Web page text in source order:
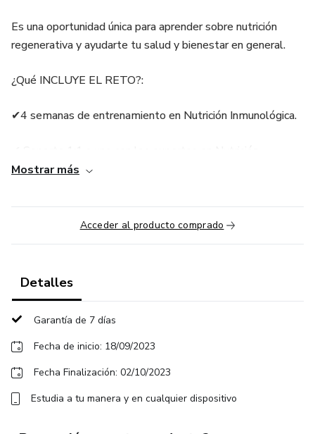
Es una oportunidad única para aprender sobre nutrición
regenerativa y ayudarte tu salud y bienestar en general.
¿Qué INCLUYE EL RETO?:
✔4 semanas de entrenamiento en Nutrición Inmunológica.
✔ Ejercicios prácticos para mejorar tus hábitos alimenticios.
WhatsApp.
Mostrar más
Acceder al producto comprado
Detalles
Garantía de 7 días
Fecha de inicio: 18/09/2023
Fecha Finalización: 02/10/2023
Estudia a tu manera y en cualquier dispositivo